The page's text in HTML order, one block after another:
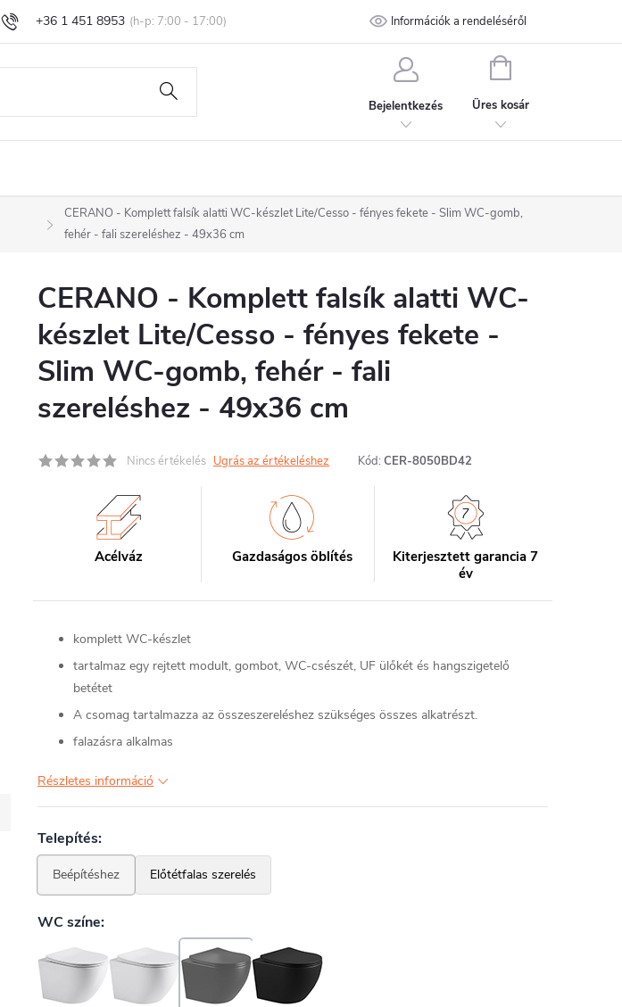
+36 1 451 8953
Áru visszaküldése és reklamáció Általános Szerződési Feltételek Adatvédelmi feltételek
Információk a rendeléséről
Bejelentkezés
KOSÁR
Üres kosár
CERANO - Komplett falsík alatti WC-készlet Lite/Cesso - fényes fekete - Slim WC-gomb,
fehér - fali szereléshez - 49x36 cm
CERANO - Komplett falsík alatti WC-
készlet Lite/Cesso - fényes fekete -
Slim WC-gomb, fehér - fali
szereléshez - 49x36 cm
Nincs értékelés Ugrás az értékeléshez Kód: CER-8050BD42
Acélváz Gazdaságos öblítés
Kiterjesztett garancia 7
év
komplett WC-készlet
tartalmaz egy rejtett modult, gombot, WC-csészét, UF ülőkét és hangszigetelő
betétet
A csomag tartalmazza az összeszereléshez szükséges összes alkatrészt.
falazásra alkalmas
Részletes információ